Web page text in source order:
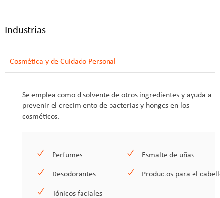
Industrias
Cosmética y de Cuidado Personal
Se emplea como disolvente de otros ingredientes y ayuda a
prevenir el crecimiento de bacterias y hongos en los
cosméticos.
Perfumes Esmalte de uñas
Desodorantes Productos para el
Tónicos faciales